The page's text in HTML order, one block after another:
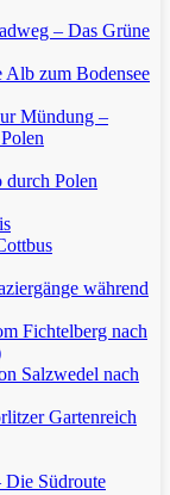
– Das Grüne
Alb zum Bodensee
Mündung –
durch Polen
während
Fichtelberg nach
Salzwedel nach
Gartenreich
Die Südroute